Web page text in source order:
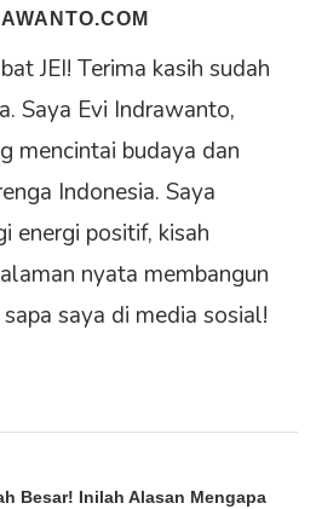
JEI! Terima kasih sudah
Saya Evi Indrawanto,
mencintai budaya dan
Indonesia. Saya
energi positif, kisah
nyata membangun
saya di media sosial!
Besar! Inilah Alasan Mengapa